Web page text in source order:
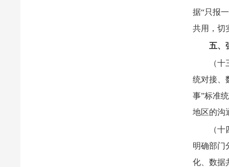
据“只报
共用，切
五、
（
统对接、
事”标准
地区的沟
（
明确部门
化、数据